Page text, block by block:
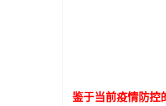
鉴于当前疫情防控